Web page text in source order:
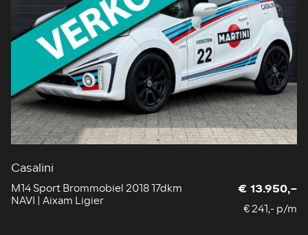
Casalini
M14 Sport Brommobiel 2018 17dkm
NAVI | Aixam Ligier
€ 13.950,-
€ 241,- p/m